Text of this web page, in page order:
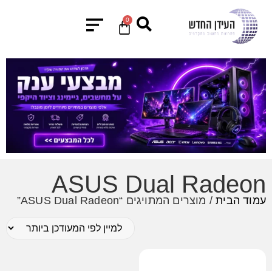
0
ASUS Dual Radeon
עמוד הבית/ מוצרים המתויגים “ASUS Dual Radeon”